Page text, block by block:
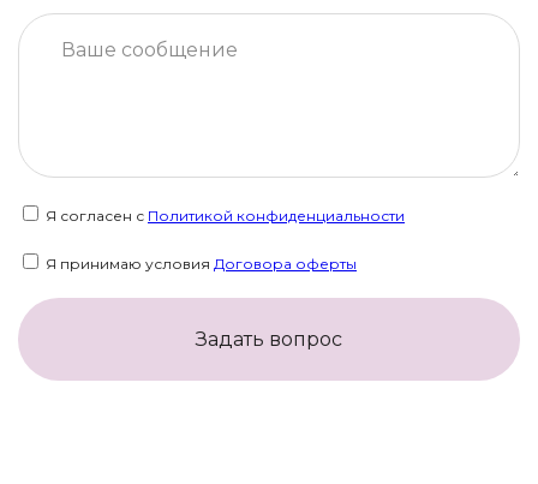
Я согласен с Политикой конфиденциальности
Я принимаю условия Договора оферты
Задать вопрос